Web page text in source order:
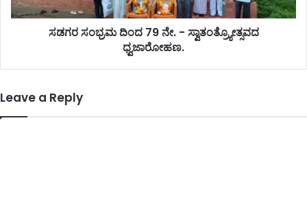
ಸಡಗರ ಸಂಭ್ರಮ ದಿಂದ 79 ನೇ. - ಸ್ವಾತಂತ್ರ್ಯೋತ್ಸವದ
ಧ್ವಜಾರೋಹಣ.
Leave a Reply